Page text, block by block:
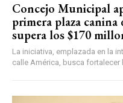
Concejo Municipal
primera plaza
supera los $170
La iniciativa, emplazada en la
calle América, busca fortalecer